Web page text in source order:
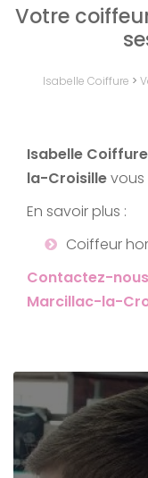
Votre
Isabelle Coiffure >
Isabelle
la-Croisillevous
En savoir plus :
Coiffeur
Contactez-nous
Marcillac-la-